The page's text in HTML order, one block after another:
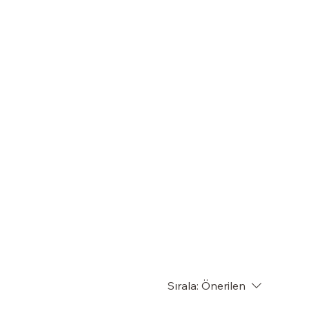
Sırala: Önerilen